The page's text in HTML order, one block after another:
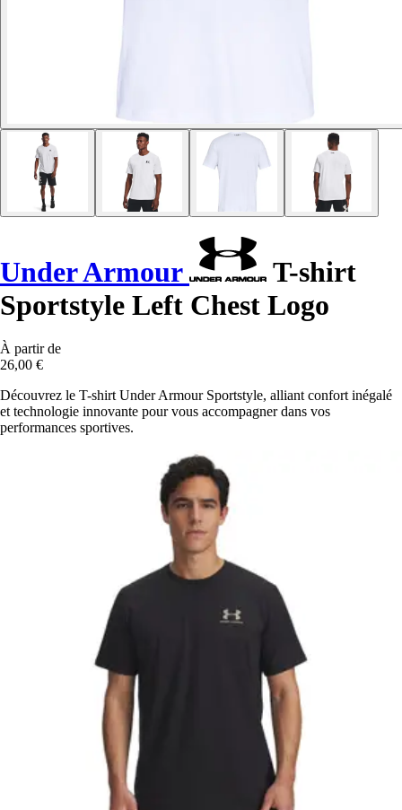
Under Armour
T-shirt
Sportstyle Left Chest Logo
À partir de
26,00 €
Découvrez le T-shirt Under Armour Sportstyle, alliant confort inégalé
et technologie innovante pour vous accompagner dans vos
performances sportives.